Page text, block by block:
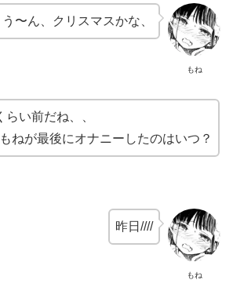
もね
う〜ん、クリスマスかな、
らい前だね、、
ねが最後にオナニーしたのはいつ？
もね
昨日////